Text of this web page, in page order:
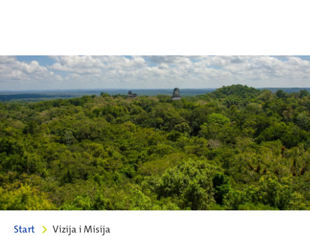
Start Vizija i Misija